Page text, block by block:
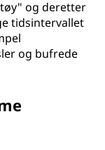
og deretter
tidsintervallet
og bufrede